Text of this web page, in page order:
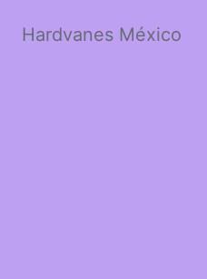
Hardvanes México